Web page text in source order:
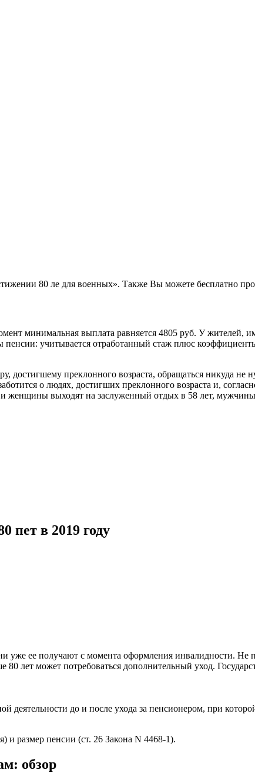
80 ле для военных». Также Вы можете бесплатно
минимальная выплата равняется 4805 руб. У жителей,
учитывается отработанный стаж плюс
достигшему преклонного возраста, обращаться никуда
о людях, достигших преклонного возраста и,
женщины выходят на заслуженный отдых в 58 лет, мужчины
пет в 2019 году
уже ее получают с момента оформления инвалидности. Не
может потребоваться дополнительный уход.
до и после ухода за пенсионером, при
и размер пенсии (ст. 26 Закона N 4468-1).
обзор